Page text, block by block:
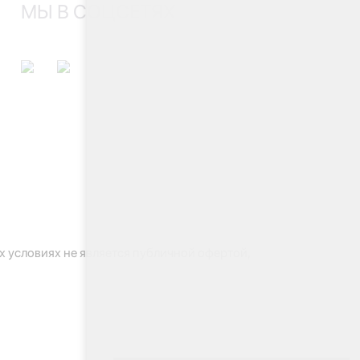
МЫ В СОЦСЕТЯХ
не является публичной офертой,